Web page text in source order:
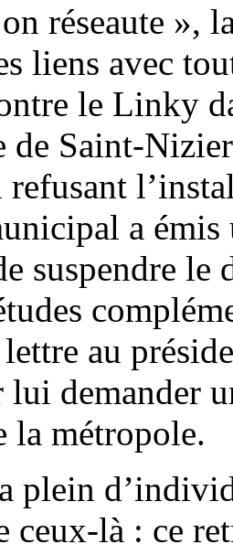
réseaute »,
liens avec
le Linky
de Saint-
a
suspendre le
au
demander
la métropole.
plein
ceux-là : ce